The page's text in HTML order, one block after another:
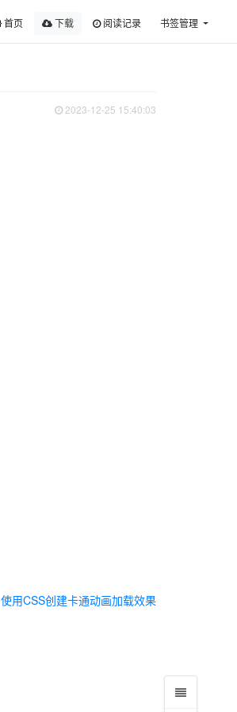
首页 下载 阅读记录 书签管理
2023-12-25 15:40:03
使用CSS创建卡通动画加载效果